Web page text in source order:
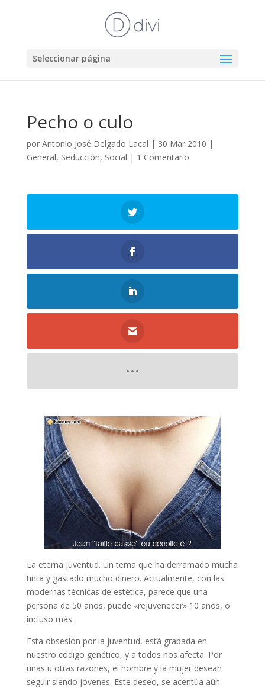
Seleccionar página
Pecho o culo
por Antonio José Delgado Lacal | 30 Mar 2010 |
General, Seducción, Social | 1 Comentario
La eterna juventud. Un tema que ha derramado mucha
tinta y gastado mucho dinero. Actualmente, con las
modernas técnicas de estética, parece que una
persona de 50 años, puede «rejuvenecer» 10 años, o
incluso más.
Esta obsesión por la juventud, está grabada en
nuestro código genético, y a todos nos afecta. Por
unas u otras razones, el hombre y la mujer desean
seguir siendo jóvenes. Este deseo, se acentúa aún